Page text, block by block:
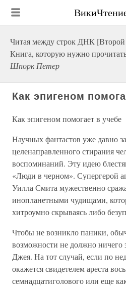
Читая между строк ДНК
Книга, которую нужно
Шпорк Петер
Как эпигеном
Как эпигеном помогает в учебе
Научных фантастов уже давно
целенаправленного стирания
воспоминаний. Эту идею
«Люди в черном». Супергерой
Уилла Смита мужественно
инопланетными чудищами,
хитроумно скрываясь либо
Чтобы не возникло паники,
возможности не должно ничего
Джея. На тот случай, если по
окажется свидетелем ареста
семнадцатиголового или еще